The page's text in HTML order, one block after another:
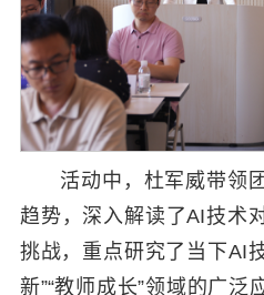
活动中，杜军威带领
趋势，深入解读了AI技术
挑战，重点研究了当下AI
新”“教师成长”领域的广泛